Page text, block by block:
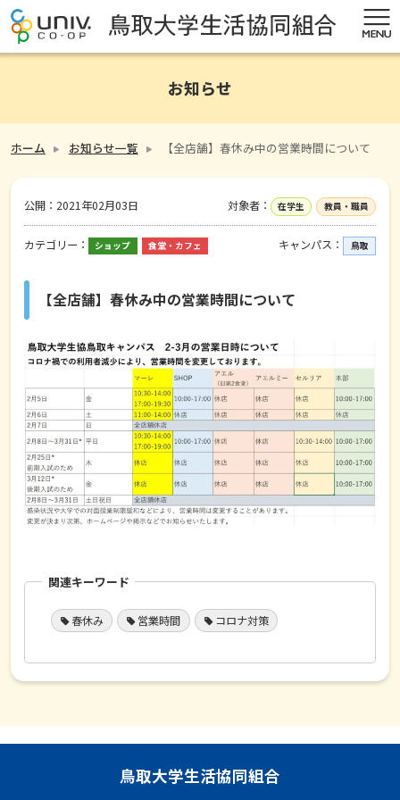
お知らせ
ホーム お知らせ一覧 【全店舗】春休み中の営業時間について
公開： 2021年02月03日 対象者： 在学生 教員・職員
カテゴリー： ショップ 食堂・カフェ キャンパス： 鳥取
【全店舗】春休み中の営業時間について
関連キーワード
春休み 営業時間 コロナ対策
鳥取大学生活協同組合